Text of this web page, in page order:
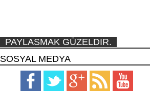
PAYLASMAK GÜZELDIR.
SOSYAL MEDYA